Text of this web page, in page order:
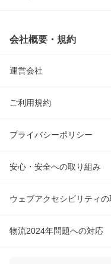
会社概要・規約
運営会社
ご利用規約
プライバシーポリシー
安心・安全への取り組み
ウェブアクセシビリティ
物流2024年問題への対応